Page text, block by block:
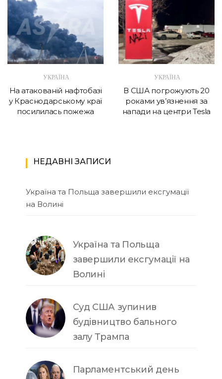
УКРАЇНА
На атакованій нафтобазі
у Краснодарському краї
посилилась пожежа
УКРАЇНА
В США погрожують 20
роками ув’язнення за
напади на центри Tesla
НЕДАВНІ ЗАПИСИ
Україна та Польща завершили ексгумації
на Волині
Україна та Польща
завершили ексгумації на
Волині
Суд США зупинив
будівництво бального
залу Трампа
Парламентський день